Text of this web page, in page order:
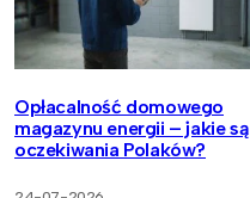
Opłacalność domowego
magazynu energii – jakie są
oczekiwania Polaków?